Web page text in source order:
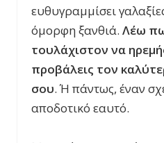
ευθυγραμμίσει
όμορφη ξανθιά. Λέω
τουλάχιστον να
προβάλεις τον
σου. Ή πάντως, έναν
αποδοτικό εαυτό.